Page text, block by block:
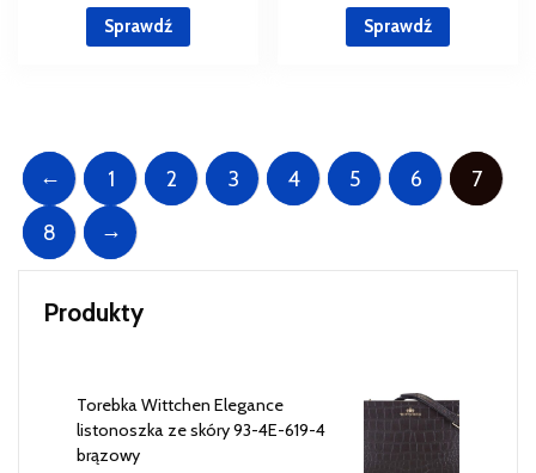
Sprawdź Sprawdź
← 1 2 3 4 5 6 7
8 →
Produkty
Torebka Wittchen Elegance
listonoszka ze skóry 93-4E-619-4
brązowy